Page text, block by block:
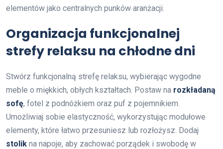
elementów jako centralnych punków aranżacji.
Organizacja funkcjonalnej
strefy relaksu na chłodne dni
Stwórz funkcjonalną strefę relaksu, wybierając wygodne
meble o miękkich, obłych kształtach. Postaw na rozkładaną
sofę, fotel z podnóżkiem oraz puf z pojemnikiem.
Umożliwiaj sobie elastyczność, wykorzystując modułowe
elementy, które łatwo przesuniesz lub rozłożysz. Dodaj
stolik na napoje, aby zachować porządek i swobodę w